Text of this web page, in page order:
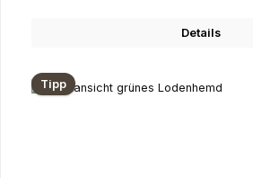
Details
Tipp